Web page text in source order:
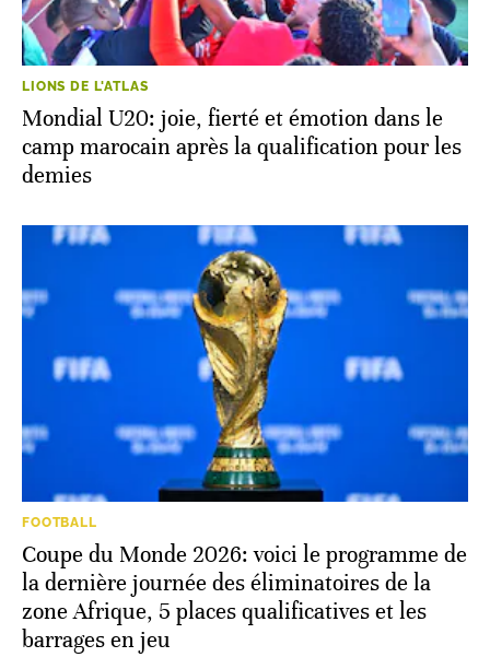
LIONS DE L'ATLAS
Mondial U20: joie, fierté et émotion dans le
camp marocain après la qualification pour les
demies
FOOTBALL
Coupe du Monde 2026: voici le programme de
la dernière journée des éliminatoires de la
zone Afrique, 5 places qualificatives et les
barrages en jeu